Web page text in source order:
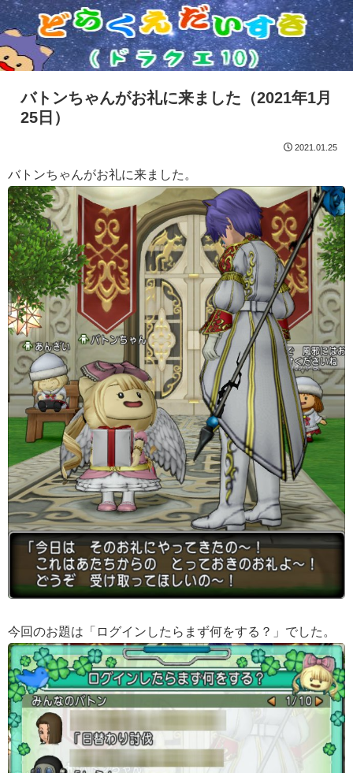
バトンちゃんがお礼に来ました（2021年1月
25日）
2021.01.25
バトンちゃんがお礼に来ました。
今回のお題は「ログインしたらまず何をする？」でした。